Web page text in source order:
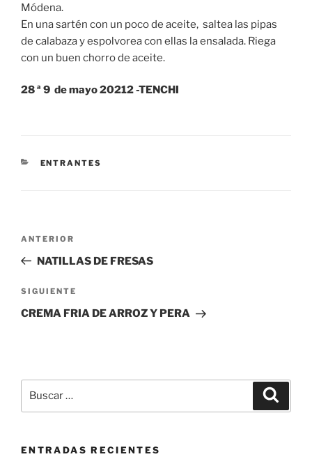
Módena.
En una sartén con un poco de aceite, saltea las pipas
de calabaza y espolvorea con ellas la ensalada. Riega
con un buen chorro de aceite.
28 ª 9 de mayo 20212 -TENCHI
CATEGORÍAS
ENTRANTES
entradas
Entrada
anterior:
ANTERIOR
NATILLAS DE FRESAS
Siguiente
entrada
SIGUIENTE
CREMA FRIA DE ARROZ Y PERA
por:
ENTRADAS RECIENTES